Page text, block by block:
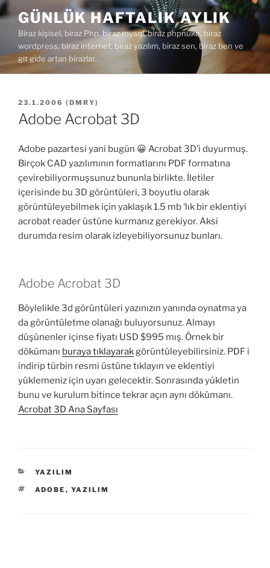
İçeriğe
geç
GÜNLÜK HAFTALIK AYLIK
Biraz kişisel, biraz Php, biraz mysql, biraz phpnuke, biraz
wordpress, biraz internet, biraz yazılım, biraz sen, biraz ben ve
git gide artan birazlar..
YAYIM
TARIHI
23.1.2006 ( DMRY)
Adobe Acrobat 3D
Adobe pazartesi yani bugün 😀 Acrobat 3D’i duyurmuş.
Birçok CAD yazılımının formatlarını PDF formatına
çevirebiliyormuşsunuz bununla birlikte. İletiler
içerisinde bu 3D görüntüleri, 3 boyutlu olarak
görüntüleyebilmek için yaklaşık 1.5 mb ‘lık bir eklentiyi
acrobat reader üstüne kurmanız gerekiyor. Aksi
durumda resim olarak izleyebiliyorsunuz bunları.
Adobe Acrobat 3D
Böylelikle 3d görüntüleri yazınızın yanında oynatma ya
da görüntületme olanağı buluyorsunuz. Almayı
düşünenler içinse fiyatı USD $995 mış. Örnek bir
dökümanı buraya tıklayarakgörüntüleyebilirsiniz. PDF i
indirip türbin resmi üstüne tıklayın ve eklentiyi
yüklemeniz için uyarı gelecektir. Sonrasında yükletin
bunu ve kurulum bitince tekrar açın aynı dökümanı.
Acrobat 3D Ana Sayfası
KATEGORILER
YAZILIM
ETIKETLER
ADOBE , YAZILIM